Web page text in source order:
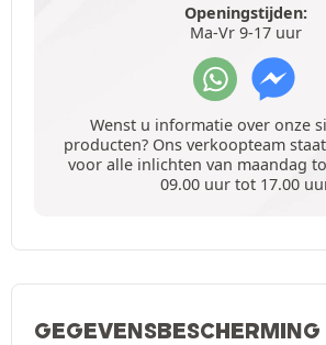
Openingstijden:
Ma-Vr 9-17 uur
Wenst u informatie over onze
producten? Ons verkoopteam
voor alle inlichten van maandag
09.00 uur tot 17.00
GEGEVENSBESCHERMING